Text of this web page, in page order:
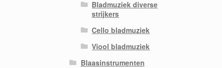
Bladmuziek diverse
strijkers
Cello bladmuziek
Viool bladmuziek
Blaasinstrumenten